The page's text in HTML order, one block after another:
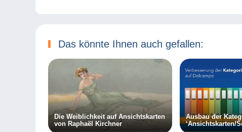
Das könnte Ihnen auch gefallen:
Die Weiblichkeit auf Ansichtskarten
von Raphaël Kirchner
Ausbau der
‘Ansichtskarten/